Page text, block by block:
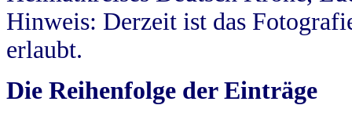
Hinweis: Derzeit ist das
erlaubt.
Die Reihenfolge der Einträge